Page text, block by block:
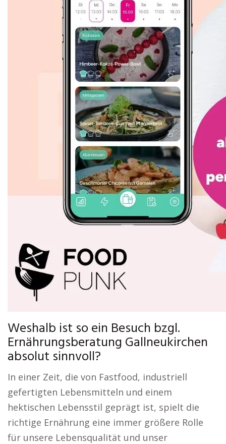
Weshalb ist so ein Besuch bzgl.
Ernährungsberatung Gallneukirchen
absolut sinnvoll?
In einer Zeit, die von Fastfood, industriell
gefertigten Lebensmitteln und einem
hektischen Lebensstil geprägt ist, spielt die
richtige Ernährung eine immer größere Rolle
für unsere Lebensqualität und unser